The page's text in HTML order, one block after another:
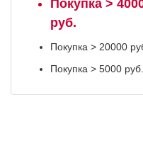
Покупка >
руб.
Покупка > 20000
Покупка > 5000